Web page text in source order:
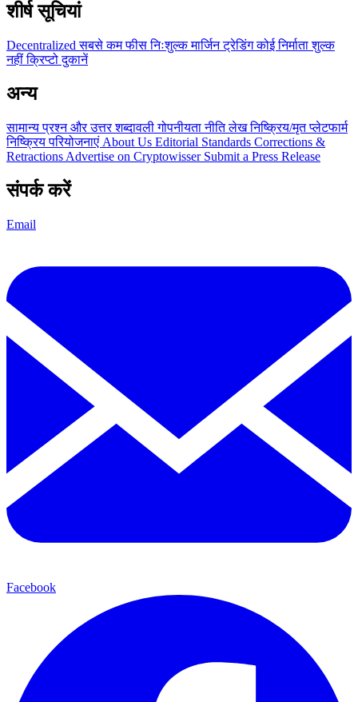
शीर्ष सूचियां
Decentralizedसबसे कम फीसनिःशुल्कमार्जिन ट्रेडिंगकोई निर्माता शुल्क
नहींक्रिप्टो दुकानें
अन्य
सामान्य प्रश्न और उत्तरशब्दावलीगोपनीयता नीतिलेखनिष्क्रिय/मृत प्लेटफार्म
निष्क्रिय परियोजनाएं About Us Editorial Standards Corrections &
Retractions Advertise on Cryptowisser Submit a Press Release
संपर्क करें
Email
Facebook